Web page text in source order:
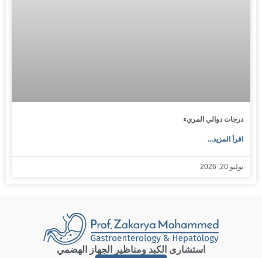
درجات دوالي المريء
اقرأ المزيد...
يوليو 20, 2026
استشارى الكبد ومناظير الجهاز الهضمي